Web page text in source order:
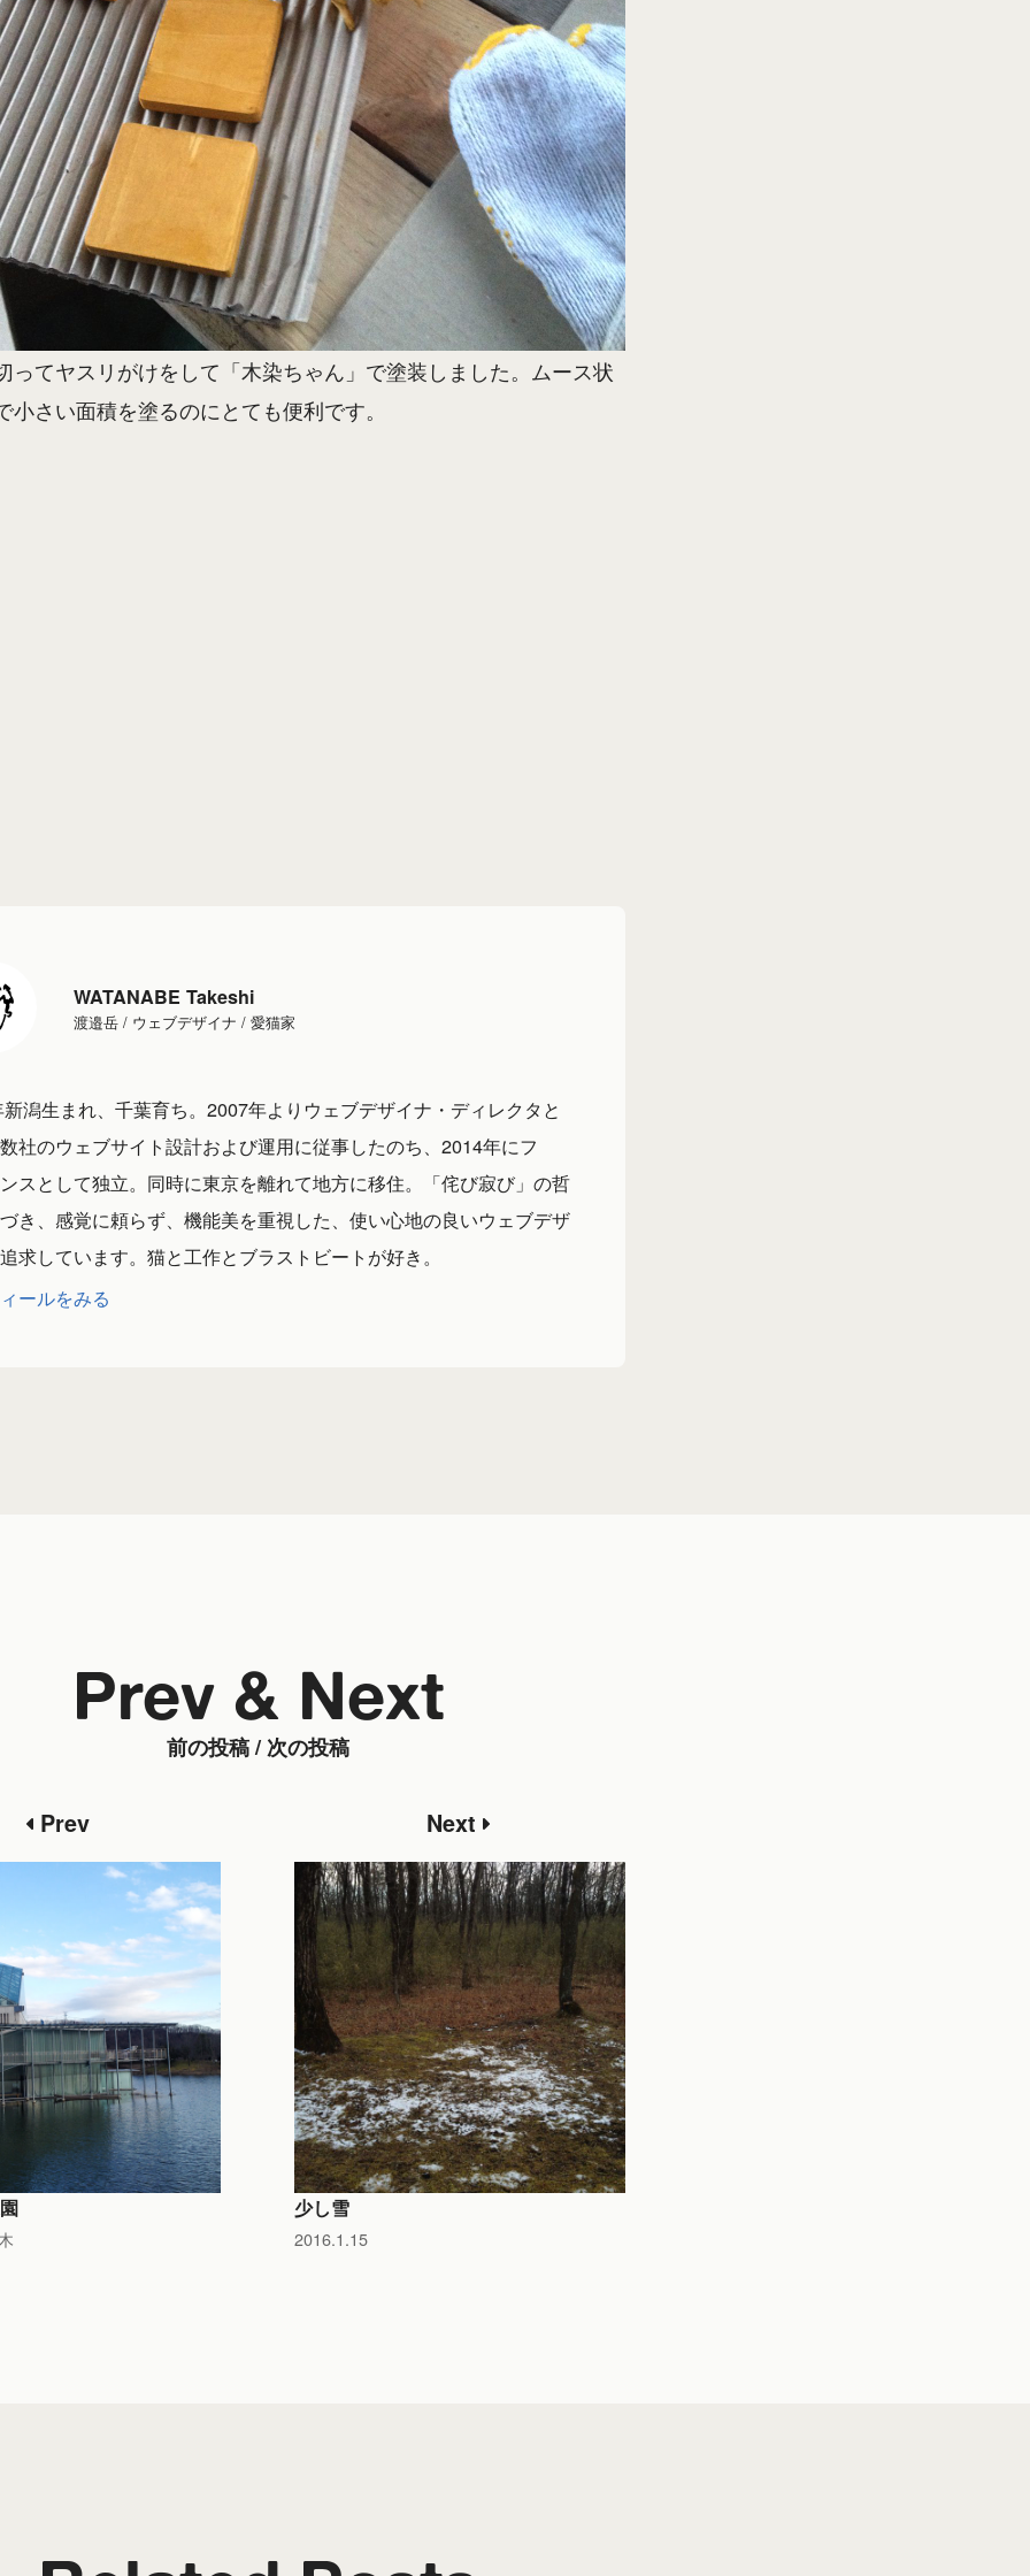
ってヤスリがけをして「木染ちゃん」で塗装しました。ムース状
小さい面積を塗るのにとても便利です。
WATANABE Takeshi
渡邉岳 / ウェブデザイナ / 愛猫家
潟生まれ、千葉育ち。2007年よりウェブデザイナ・ディレクタと
社のウェブサイト設計および運用に従事したのち、2014年にフ
スとして独立。同時に東京を離れて地方に移住。「侘び寂び」の哲
き、感覚に頼らず、機能美を重視した、使い心地の良いウェブデザ
求しています。猫と工作とブラストビートが好き。
ールをみる
前の投稿 / 次の投稿
Prev & Next
Prev Next
少し雪
2016.1.15